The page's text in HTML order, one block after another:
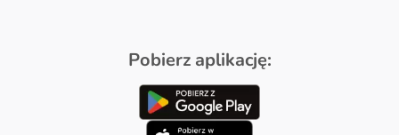
Pobierz aplikację: